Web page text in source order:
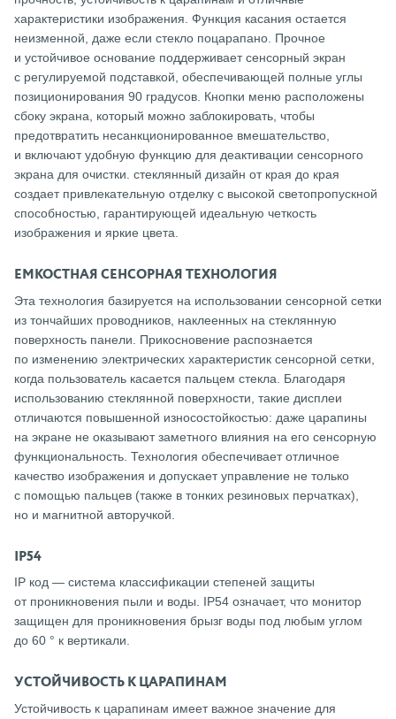
характеристики изображения. Функция касания остается
неизменной, даже если стекло поцарапано. Прочное
и устойчивое основание поддерживает сенсорный экран
с регулируемой подставкой, обеспечивающей полные углы
позиционирования 90 градусов. Кнопки меню расположены
сбоку экрана, который можно заблокировать, чтобы
предотвратить несанкционированное вмешательство,
и включают удобную функцию для деактивации сенсорного
экрана для очистки. стеклянный дизайн от края до края
создает привлекательную отделку с высокой светопропускной
способностью, гарантирующей идеальную четкость
изображения и яркие цвета.
ЕМКОСТНАЯ СЕНСОРНАЯ ТЕХНОЛОГИЯ
Эта технология базируется на использовании сенсорной сетки
из тончайших проводников, наклеенных на стеклянную
поверхность панели. Прикосновение распознается
по изменению электрических характеристик сенсорной сетки,
когда пользователь касается пальцем стекла. Благодаря
использованию стеклянной поверхности, такие дисплеи
отличаются повышенной износостойкостью: даже царапины
на экране не оказывают заметного влияния на его сенсорную
функциональность. Технология обеспечивает отличное
качество изображения и допускает управление не только
с помощью пальцев (также в тонких резиновых перчатках),
но и магнитной авторучкой.
IP54
IP код — система классификации степеней защиты
от проникновения пыли и воды. IP54 означает, что монитор
защищен для проникновения брызг воды под любым углом
до 60 ° к вертикали.
УСТОЙЧИВОСТЬ К ЦАРАПИНАМ
Устойчивость к царапинам имеет важное значение для